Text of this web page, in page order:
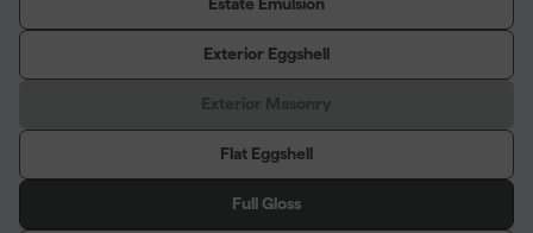
Estate Emulsion
Exterior Eggshell
Flat Eggshell
Full Gloss